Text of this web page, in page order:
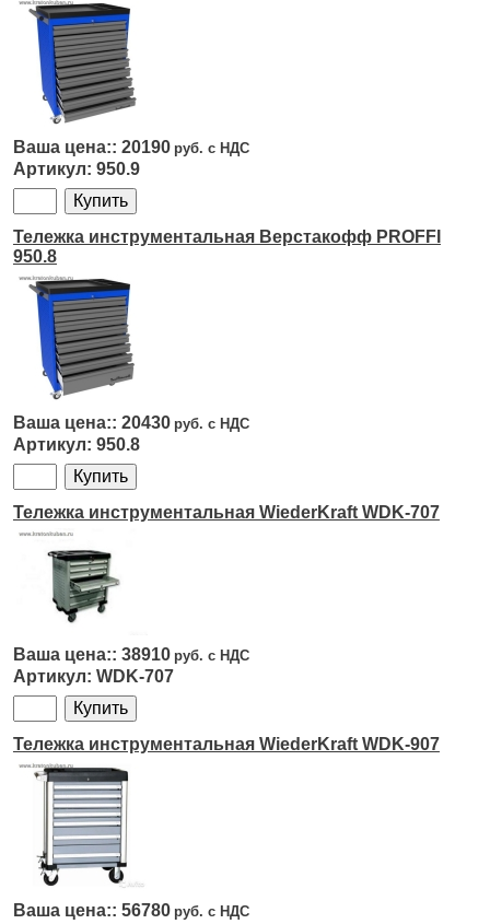
20190
950.9
Тележка инструментальная Верстакофф PROFFI
950.8
20430
950.8
Тележка инструментальная WiederKraft WDK-707
38910
WDK-707
Тележка инструментальная WiederKraft WDK-907
56780